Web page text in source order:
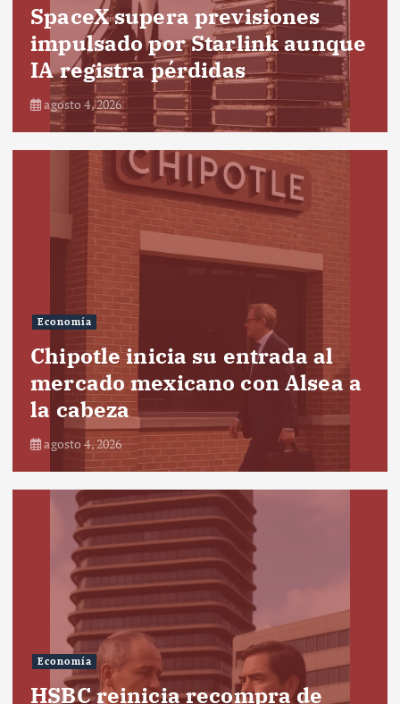
SpaceX supera previsiones
impulsado por Starlink aunque
IA registra pérdidas
agosto 4, 2026
Economía
Chipotle inicia su entrada al
mercado mexicano con Alsea a
la cabeza
agosto 4, 2026
Economía
HSBC reinicia recompra de